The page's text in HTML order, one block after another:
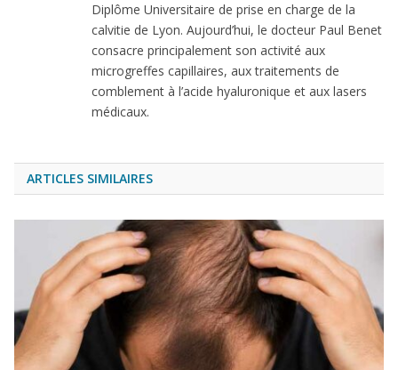
Diplôme Universitaire de prise en charge de la
calvitie de Lyon. Aujourd’hui, le docteur Paul Benet
consacre principalement son activité aux
microgreffes capillaires, aux traitements de
comblement à l’acide hyaluronique et aux lasers
médicaux.
ARTICLES SIMILAIRES